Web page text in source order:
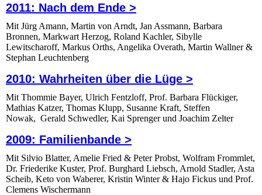
2011: Nach dem Ende >
Mit Jürg Amann, Martin von Arndt, Jan Assmann, Barbara
Bronnen, Markwart Herzog, Roland Kachler, Sibylle
Lewitscharoff, Markus Orths, Angelika Overath, Martin Wallner &
Stephan Leuchtenberg
2010: Wahrheiten über die Lüge >
Mit Thommie Bayer, Ulrich Fentzloff, Prof. Barbara Flückiger,
Mathias Katzer, Thomas Klupp, Susanne Kraft, Steffen
Nowak, Gerald Schwedler, Kai Sprenger und Joachim Zelter
2009: Familienbande >
Mit Silvio Blatter, Amelie Fried & Peter Probst, Wolfram Frommlet,
Dr. Friederike Kuster, Prof. Burghard Liebsch, Arnold Stadler, Asta
Scheib, Keto von Waberer, Kristin Winter & Hajo Fickus und Prof.
Clemens Wischermann